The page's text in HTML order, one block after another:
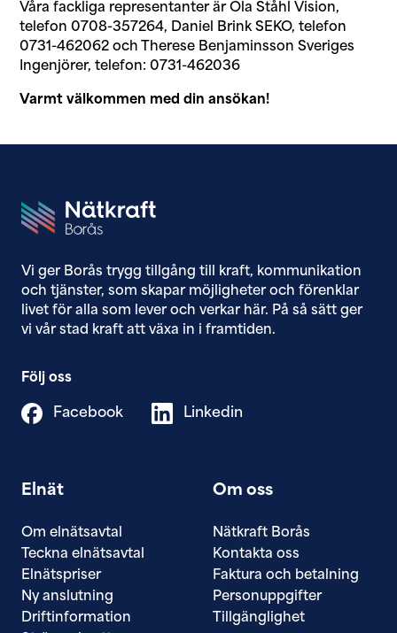
Våra fackliga representanter är Ola Ståhl Vision,
telefon 0708-357264, Daniel Brink SEKO, telefon
0731-462062 och Therese Benjaminsson Sveriges
Ingenjörer, telefon: 0731-462036
Varmt välkommen med din ansökan!
Vi ger Borås trygg tillgång till ​kraft, kommunikation
och tjänster, som skapar möjligheter och förenklar
livet för alla som lever och verkar här. På så sätt ger
vi vår stad kraft att växa in i framtiden.
Följ oss
Facebook Linkedin
Elnät
Om elnätsavtal
Teckna elnätsavtal
Elnätspriser
Ny anslutning
Driftinformation
Om oss
Nätkraft Borås
Kontakta oss
Faktura och betalning
Personuppgifter
Tillgänglighet